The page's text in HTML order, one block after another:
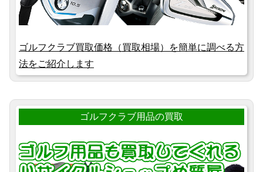
ゴルフクラブ買取価格（買取相場）を簡単に調べる方
法をご紹介します
ゴルフクラブ用品の買取